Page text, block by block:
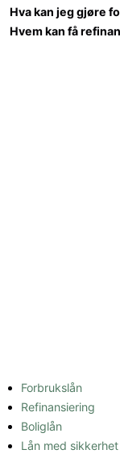
Hva kan jeg gjøre
Hvem kan få
Forbrukslån
Refinansiering
Boliglån
Lån med sikkerhet